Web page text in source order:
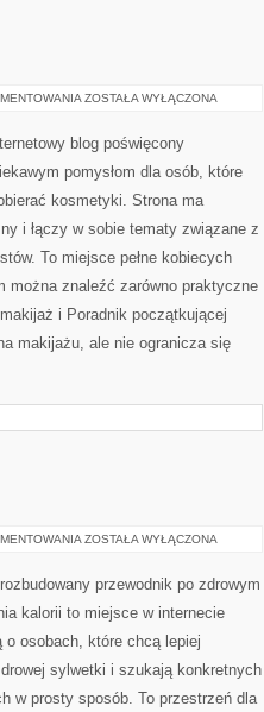
MAKIJAŻ
ZOSTAŁA WYŁĄCZONA
blog poświęcony
pomysłom dla osób, które
kosmetyki. Strona ma
i łączy w sobie tematy związane z
To miejsce pełne kobiecych
można znaleźć zarówno praktyczne
i Poradnik początkującej
makijażu, ale nie ogranicza się
CZYTELNICZE
ZOSTAŁA WYŁĄCZONA
przewodnik po zdrowym
kalorii to miejsce w internecie
osobach, które chcą lepiej
sylwetki i szukają konkretnych
w prosty sposób. To przestrzeń dla